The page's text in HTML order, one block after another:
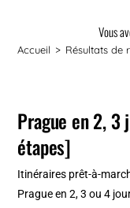
Vous
Accueil > Résultats de
Prague en 2,
étapes]
Itinéraires prêt-à-
Prague en 2, 3 ou 4